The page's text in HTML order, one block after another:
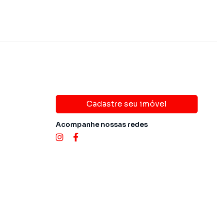
Cadastre seu imóvel
Acompanhe nossas redes